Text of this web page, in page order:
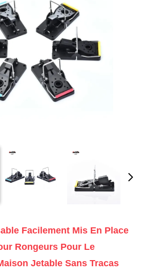
Facilement Mis En Place
Rongeurs Pour Le
Jetable Sans Tracas